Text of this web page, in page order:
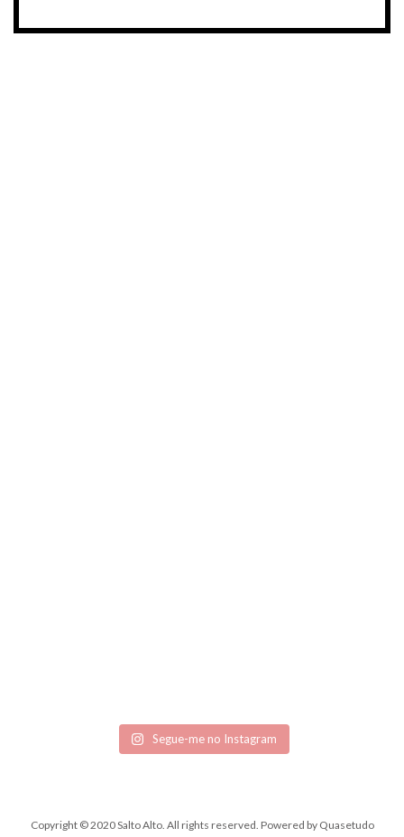
Segue-me no Instagram
Copyright © 2020 Salto Alto. All rights reserved. Powered by Quasetudo